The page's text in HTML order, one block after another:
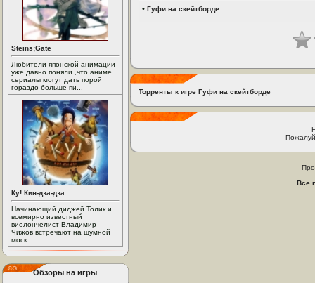
Steins;Gate
Любители японской анимации
уже давно поняли ,что аниме
сериалы могут дать порой
гораздо больше пи...
Ку! Кин-дза-дза
Начинающий диджей Толик и
всемирно известный
виолончелист Владимир
Чижов встречают на шумной
моск...
Обзоры на игры
• Гуфи на скейтборде
Торренты к игре Гуфи на скейтборде
Все